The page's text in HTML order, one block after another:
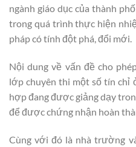
ngành giáo dục của thành
trong quá trình thực hiện
pháp có tính đột phá, đổi mới.
Nội dung về vấn đề cho
lớp chuyên thi một số tín chỉ
hợp đang được giảng dạy
để được chứng nhận hoàn
Cùng với đó là nhà trường